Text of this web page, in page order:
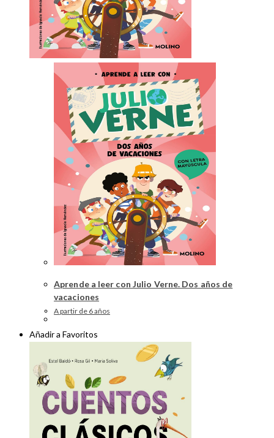
Aprende a leer con Julio Verne. Dos años de
vacaciones
A partir de 6 años
Añadir a Favoritos